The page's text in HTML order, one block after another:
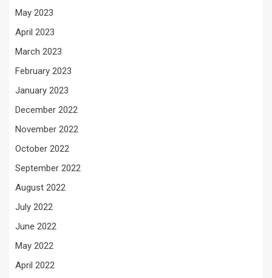
May 2023
April 2023
March 2023
February 2023
January 2023
December 2022
November 2022
October 2022
September 2022
August 2022
July 2022
June 2022
May 2022
April 2022